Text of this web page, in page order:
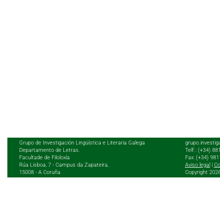
Grupo de Investigación Lingüística e Literaria Galega
Departamento de Letras.
Facultade de Filoloxía
Rúa Lisboa, 7 - Campus da Zapateira,
15008 - A Coruña
Telf.: (+34)
Fax: (+34)
Aviso legal
Copyright